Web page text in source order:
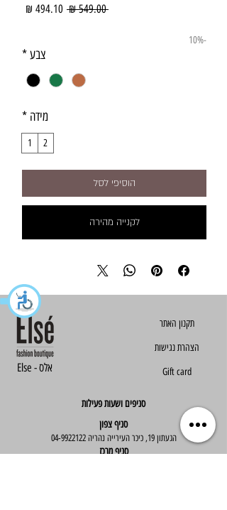
‏549.00 ‏₪
מחיר
-10%
צבע*
מידה *
2
1
הוסיפי לסל
לקנייה מהירה
Else - אלס
תקנון האתר​​
הצהרת נגישות
Gift card
סניפים ושעות פעילות
סניף צפון
הגעתון 19, כיכר העירייה נהריה 04-9922122
סניף מרכז